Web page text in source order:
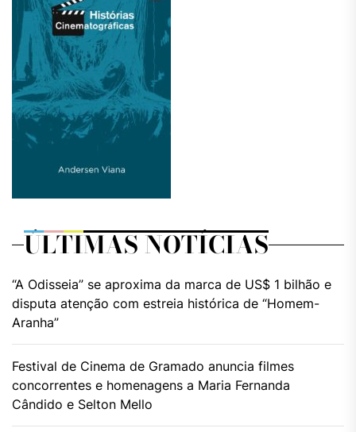
ÚLTIMAS NOTÍCIAS
“A Odisseia” se aproxima da marca de US$ 1 bilhão e
disputa atenção com estreia histórica de “Homem-
Aranha”
Festival de Cinema de Gramado anuncia filmes
concorrentes e homenagens a Maria Fernanda
Cândido e Selton Mello